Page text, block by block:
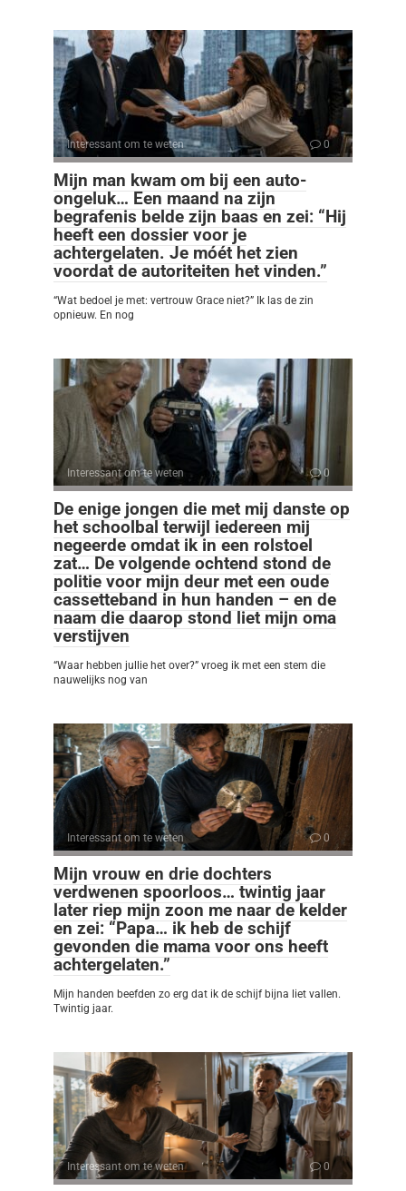
Interessant om te weten 0
Mijn man kwam om bij een auto-
ongeluk… Een maand na zijn
begrafenis belde zijn baas en zei: “Hij
heeft een dossier voor je
achtergelaten. Je móét het zien
voordat de autoriteiten het vinden.”
“Wat bedoel je met: vertrouw Grace niet?” Ik las de zin
opnieuw. En nog
Interessant om te weten 0
De enige jongen die met mij danste op
het schoolbal terwijl iedereen mij
negeerde omdat ik in een rolstoel
zat… De volgende ochtend stond de
politie voor mijn deur met een oude
cassetteband in hun handen – en de
naam die daarop stond liet mijn oma
verstijven
“Waar hebben jullie het over?” vroeg ik met een stem die
nauwelijks nog van
Interessant om te weten 0
Mijn vrouw en drie dochters
verdwenen spoorloos… twintig jaar
later riep mijn zoon me naar de kelder
en zei: “Papa… ik heb de schijf
gevonden die mama voor ons heeft
achtergelaten.”
Mijn handen beefden zo erg dat ik de schijf bijna liet vallen.
Twintig jaar.
Interessant om te weten 0